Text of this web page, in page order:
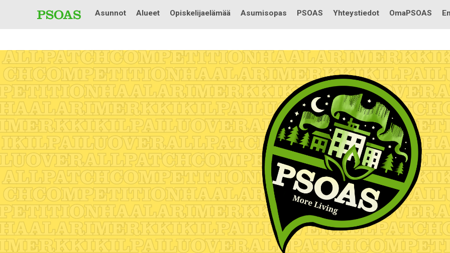
Testi
Asunnot Alueet Opiskelijaelämää Asumisopas PSOAS Yhteystiedot OmaPSOAS